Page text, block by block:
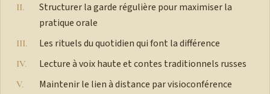
Structurer la garde régulière pour maximiser la
pratique orale
Les rituels du quotidien qui font la différence
Lecture à voix haute et contes traditionnels russes
Maintenir le lien à distance par visioconférence